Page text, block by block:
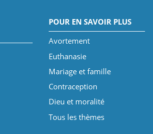
POUR EN SAVOIR PLUS
Avortement
Euthanasie
Mariage et famille
Contraception
Dieu et moralité
Tous les thèmes